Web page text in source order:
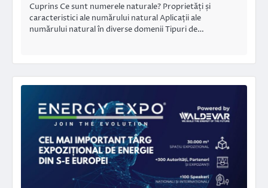
Cuprins Ce sunt numerele naturale? Proprietăți și
caracteristici ale numărului natural Aplicații ale
numărului natural în diverse domenii Tipuri de…